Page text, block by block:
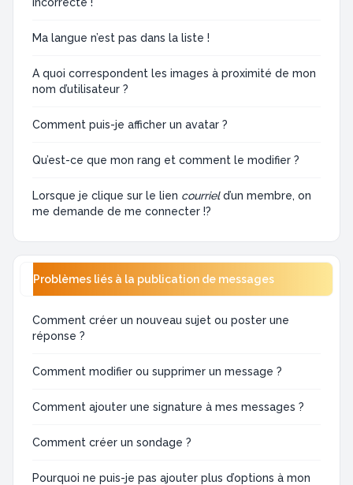
Ma langue n’est pas dans la liste !
A quoi correspondent les images à proximité de mon
nom d’utilisateur ?
Comment puis-je afficher un avatar ?
Qu’est-ce que mon rang et comment le modifier ?
Lorsque je clique sur le lien courrield’un membre, on
me demande de me connecter !?
Problèmes liés à la publication de messages
Comment créer un nouveau sujet ou poster une
réponse ?
Comment modifier ou supprimer un message ?
Comment ajouter une signature à mes messages ?
Comment créer un sondage ?
Pourquoi ne puis-je pas ajouter plus d’options à mon